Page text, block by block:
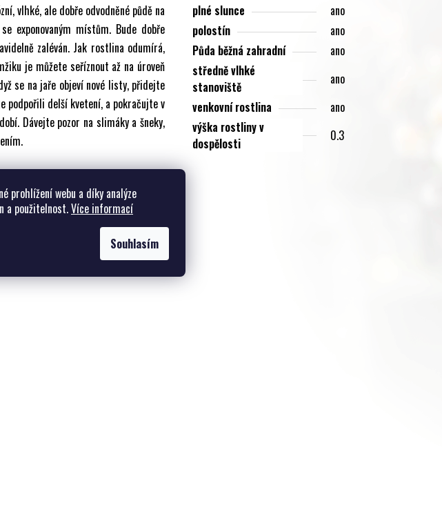
prohlížení webu a díky analýze
a použitelnost.Více informací
Souhlasím
vlhké, ale dobře odvodněné půdě na
exponovaným místům. Bude dobře
zaléván. Jak rostlina odumírá,
je můžete seříznout až na úroveň
se na jaře objeví nové listy, přidejte
podpořili delší kvetení, a pokračujte v
Dávejte pozor na slimáky a šneky,
plné slunce
ano
polostín
ano
Půda běžná zahradní
ano
středně vlhké
stanoviště
ano
venkovní rostlina
ano
výška rostliny v
dospělosti
0.3
Související produkty